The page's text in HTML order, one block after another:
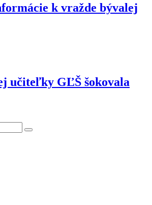
k vražde bývalej
učiteľky GĽŠ šokovala